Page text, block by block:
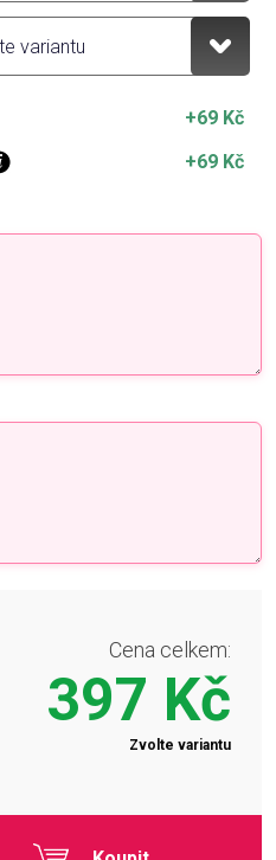
+69 Kč
+69 Kč
Cena celkem:
397 Kč
Zvolte variantu